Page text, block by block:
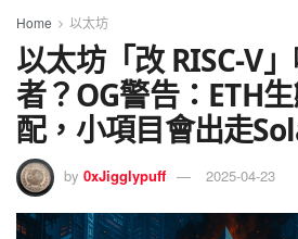
Home 以太坊
以太坊「改 RISC-V
者？OG警告：ETH
配，小項目會出走
by 0xJigglypuff 2025-04-23